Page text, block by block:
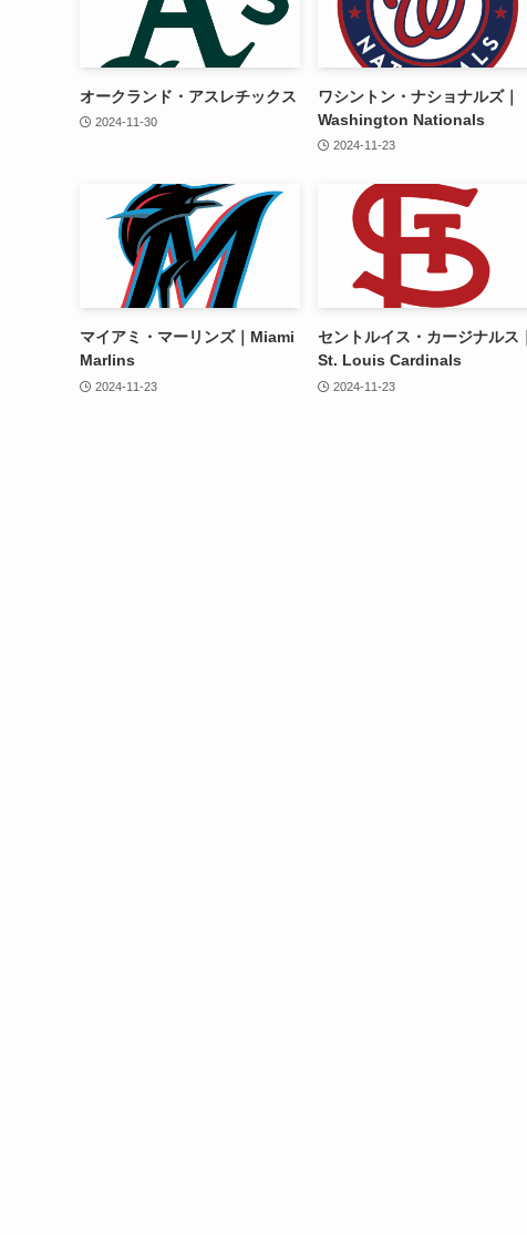
オークランド・アスレチックス
2024-11-30
ワシントン・ナショナルズ｜
Washington Nationals
2024-11-23
マイアミ・マーリンズ｜Miami
Marlins
2024-11-23
セントルイス・カージナルス｜
St. Louis Cardinals
2024-11-23